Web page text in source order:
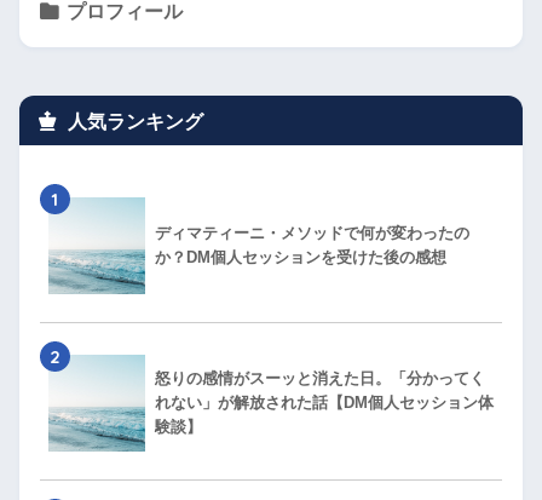
プロフィール
人気ランキング
1
ディマティーニ・メソッドで何が変わったの
か？DM個人セッションを受けた後の感想
2
怒りの感情がスーッと消えた日。「分かってく
れない」が解放された話【DM個人セッション体
験談】